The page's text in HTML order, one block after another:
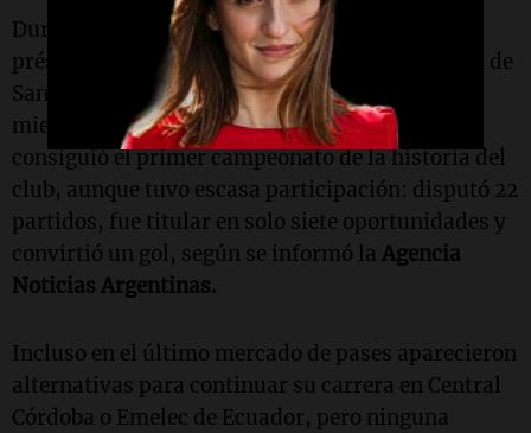
Durante los últimos años fue encadenando
préstamos en busca de protagonismo: en Unión de
Santa Fe registró seis tantos en 48 encuentros,
mientras que en Platense integró el plantel que
consiguió el primer campeonato de la historia del
club, aunque tuvo escasa participación: disputó 22
partidos, fue titular en solo siete oportunidades y
convirtió un gol, según se informó la Agencia
Noticias Argentinas.
Incluso en el último mercado de pases aparecieron
alternativas para continuar su carrera en Central
Córdoba o Emelec de Ecuador, pero ninguna